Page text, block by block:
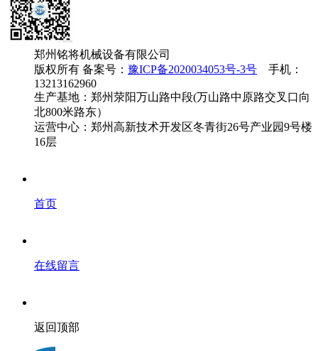
郑州铭将机械设备有限公司
版权所有 备案号： 豫ICP备2020034053号-3号 手机：
13213162960
生产基地：郑州荥阳万山路中段(万山路中原路交叉口向
北800米路东）
运营中心：郑州高新技术开发区冬青街26号产业园9号楼
16层
首页
在线留言
返回顶部